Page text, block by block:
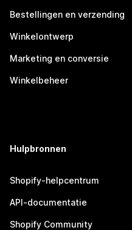
Bestellingen en verzending
Winkelontwerp
Marketing en conversie
Winkelbeheer
Hulpbronnen
Shopify-helpcentrum
API-documentatie
Shopify Community